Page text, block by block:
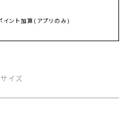
イント加算(アプリのみ)
イズ